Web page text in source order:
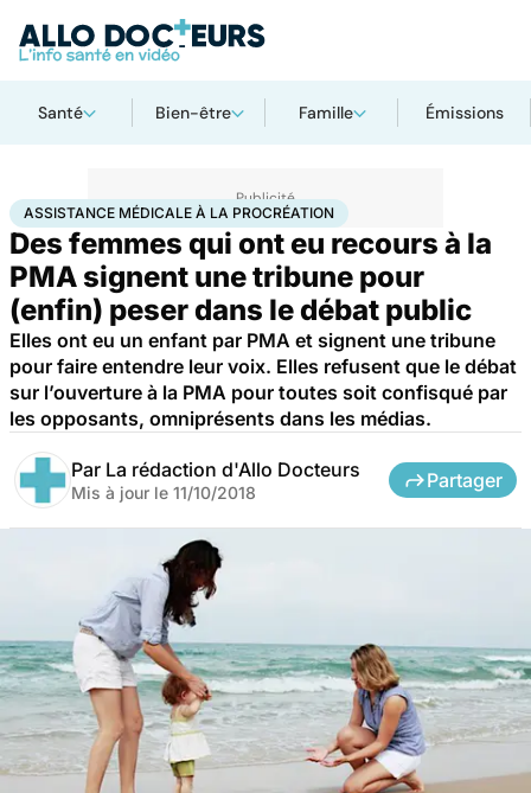
Santé Bien-être Famille Émissions
AccueilFamille Procréation Assistance médicale à la procréation
ASSISTANCE MÉDICALE À LA PROCRÉATION
Des femmes qui ont eu recours à la
PMA signent une tribune pour
(enfin) peser dans le débat public
Elles ont eu un enfant par PMA et signent une tribune
pour faire entendre leur voix. Elles refusent que le débat
sur l’ouverture à la PMA pour toutes soit confisqué par
les opposants, omniprésents dans les médias.
Par La rédaction d'Allo Docteurs
Mis à jour le 11/10/2018
Partager